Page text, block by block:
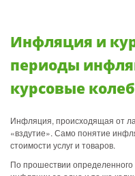
Инфляция и
периоды
курсовые
Инфляция, происходящая от
«вздутие». Само понятие
стоимости услуг и товаров.
По прошествии